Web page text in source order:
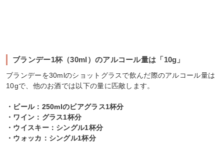
ブランデー1杯（30ml）のアルコール量は「10g」
ブランデーを30mlのショットグラスで飲んだ際のアルコール量は
10gで、他のお酒では以下の量に匹敵します。
・ビール：250mlのビアグラス1杯分
・ワイン：グラス1杯分
・ウイスキー：シングル1杯分
・ウォッカ：シングル1杯分